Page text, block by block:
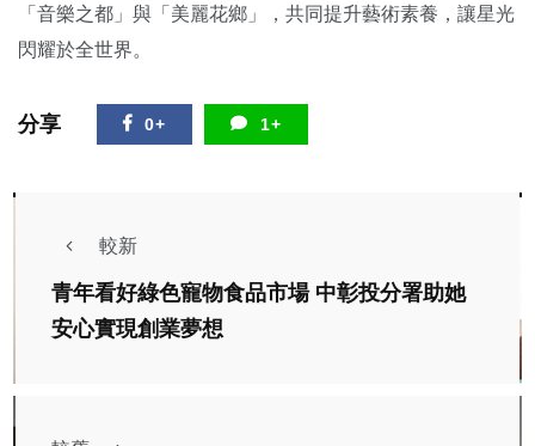
「音樂之都」與「美麗花鄉」，共同提升藝術素養，讓星光
閃耀於全世界。
分享 0+ 1+
較新
青年看好綠色寵物食品市場 中彰投分署助她
安心實現創業夢想